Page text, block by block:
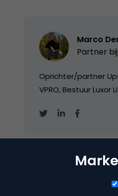
Marco
Partner bij
Oprichter/partner
VPRO, Bestuur